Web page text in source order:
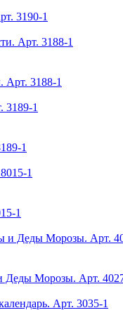
3190-1
Арт. 3188-1
1
1
Морозы. Арт.